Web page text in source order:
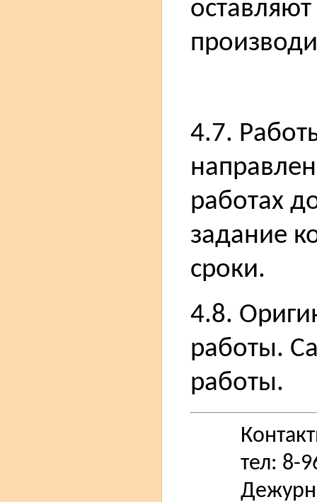
4.7.
работах
задание
сроки.
4.8.
работы.
работы.
тел: 8-